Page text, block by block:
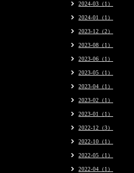
2024-03（1）
2024-01（1）
2023-12（2）
2023-08（1）
2023-06（1）
2023-05（1）
2023-04（1）
2023-02（1）
2023-01（1）
2022-12（3）
2022-10（1）
2022-05（1）
2022-04（1）